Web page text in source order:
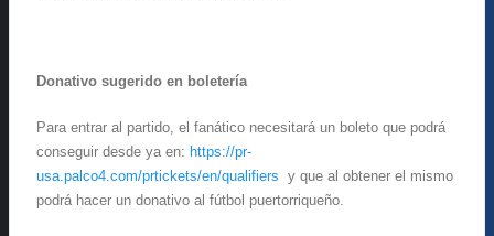
Donativo sugerido en boletería
Para entrar al partido, el fanático necesitará un boleto que podrá
conseguir desde ya en: https://pr-
usa.palco4.com/prtickets/en/qualifiers y que al obtener el mismo
podrá hacer un donativo al fútbol puertorriqueño.